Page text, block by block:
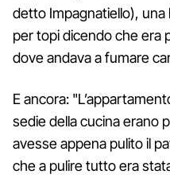
detto Impagnatiello),
per topi dicendo che era
dove andava a fumare
E ancora:
sedie della cucina erano
avesse appena pulito il
che a pulire tutto era